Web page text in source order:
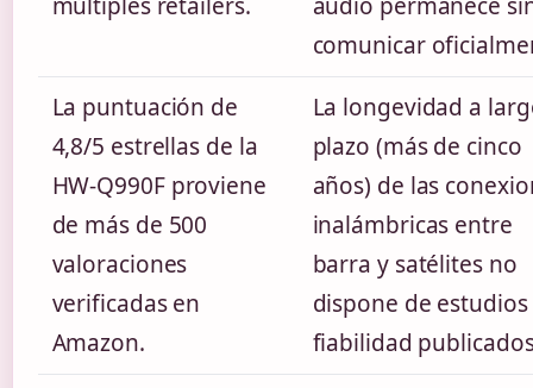
múltiples retailers.
audio permanece
comunicar
La puntuación de
4,8/5 estrellas de la
HW-Q990F proviene
de más de 500
valoraciones
verificadas en
Amazon.
La longevidad a
plazo (más de cinco
años) de las
inalámbricas entre
barra y satélites no
dispone de
fiabilidad